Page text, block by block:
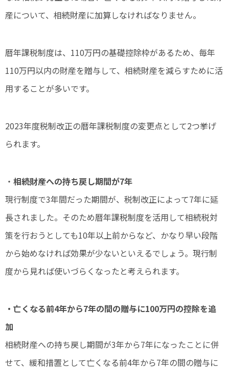
産について、相続財産に加算しなければなりません。
暦年課税制度は、110万円の基礎控除枠があるため、毎年
110万円以内の財産を贈与して、相続財産を減らすために活
用することが多いです。
2023年度税制改正の暦年課税制度の変更点として2つ挙げ
られます。
・ 相続財産への持ち戻し期間が7年
現行制度で3年間だった期間が、税制改正によって7年に延
長されました。そのため暦年課税制度を活用して相続税対
策を行おうとしても10年以上前からなど、かなり早い段階
から始めなければ効果が少ないといえるでしょう。現行制
度から見れば使いづらくなったと考えられます。
・亡くなる前4年から7年の間の贈与に100万円の控除を追
加
相続財産への持ち戻し期間が3年から7年になったことに併
せて、緩和措置として亡くなる前4年から7年の間の贈与に